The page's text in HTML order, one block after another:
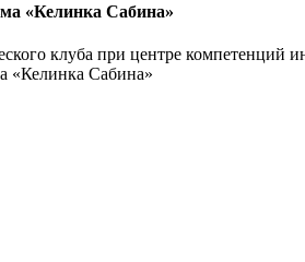
«Келинка Сабина»
клуба при центре
«Келинка Сабина»